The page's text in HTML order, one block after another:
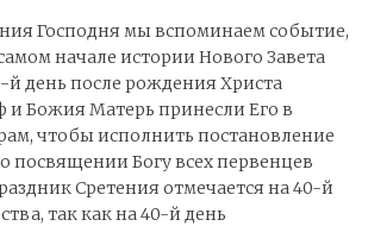
Господня мы вспоминаем событие,
начале истории Нового Завета
й день после рождения Христа
Божия Матерь принесли Его в
чтобы исполнить постановление
посвящении Богу всех первенцев
Сретения отмечается на 40-й
так как на 40-й день